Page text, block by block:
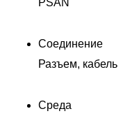
PSAN
Соединение
Разъем, кабель
Среда